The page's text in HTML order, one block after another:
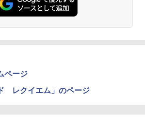
ページ
レクイエム」のページ